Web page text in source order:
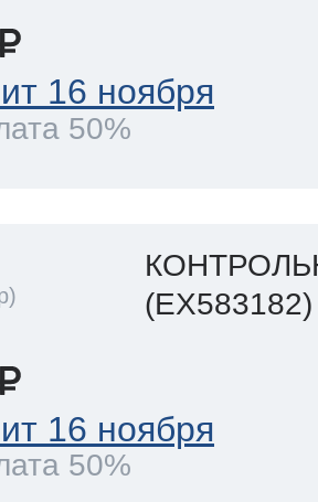
16 ноября
50%
(EX583182)
16 ноября
50%